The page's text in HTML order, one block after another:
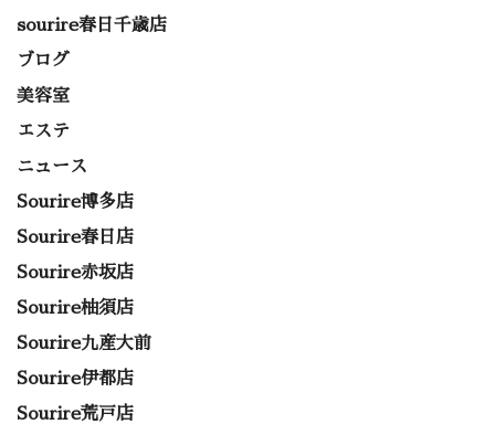
sourire春日千歳店
ブログ
美容室
エステ
ニュース
Sourire博多店
Sourire春日店
Sourire赤坂店
Sourire柚須店
Sourire九産大前
Sourire伊都店
Sourire荒戸店